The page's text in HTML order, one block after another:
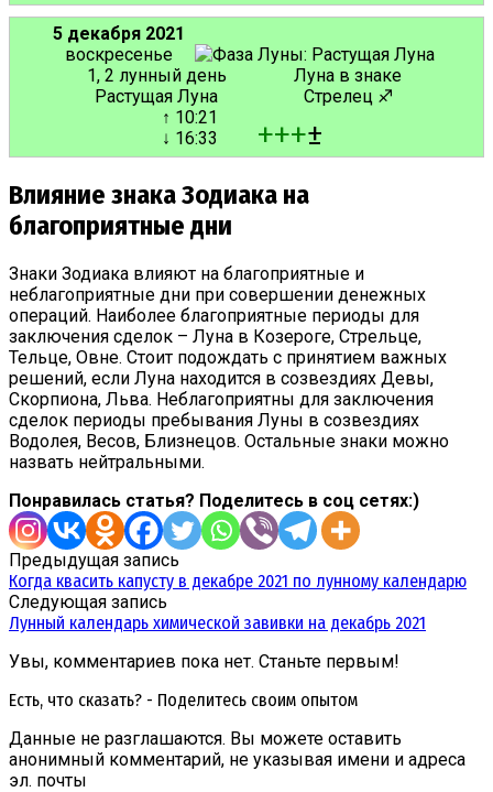
5 декабря 2021
воскресенье
1, 2 лунный день
Растущая Луна
Луна в знаке
Стрелец ♐
↑ 10:21
↓ 16:33
+++±
Влияние знака Зодиака на
благоприятные дни
Знаки Зодиака влияют на благоприятные и
неблагоприятные дни при совершении денежных
операций. Наиболее благоприятные периоды для
заключения сделок – Луна в Козероге, Стрельце,
Тельце, Овне. Стоит подождать с принятием важных
решений, если Луна находится в созвездиях Девы,
Скорпиона, Льва. Неблагоприятны для заключения
сделок периоды пребывания Луны в созвездиях
Водолея, Весов, Близнецов. Остальные знаки можно
назвать нейтральными.
Понравилась статья? Поделитесь в соц сетях:)
Предыдущая запись
Когда квасить капусту в декабре 2021 по лунному календарю
Следующая запись
Лунный календарь химической завивки на декабрь 2021
Увы, комментариев пока нет. Станьте первым!
Есть, что сказать? - Поделитесь своим опытом
Данные не разглашаются. Вы можете оставить
анонимный комментарий, не указывая имени и адреса
эл. почты